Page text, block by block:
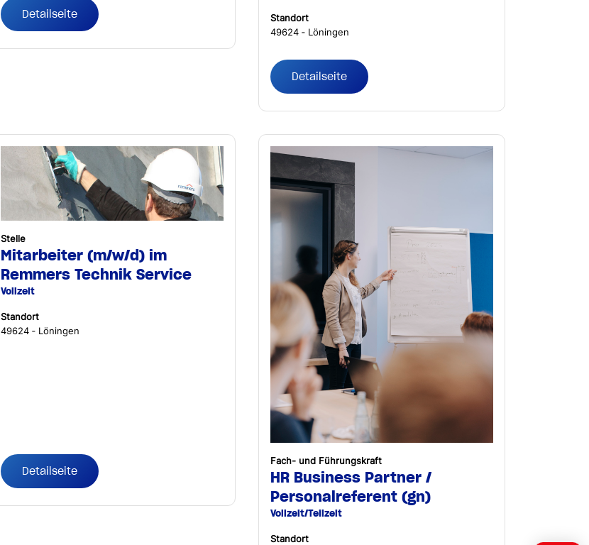
Detailseite
Standort
49624 ‐ Löningen
Detailseite
Stelle
Mitarbeiter (m/w/d) im
Remmers Technik Service
Vollzeit
Standort
49624 ‐ Löningen
Detailseite
Fach- und Führungskraft
HR Business Partner /
Personalreferent (gn)
Vollzeit/Teilzeit
Standort